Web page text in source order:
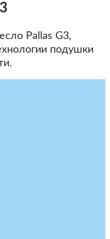
Pallas G3,
подушки
.